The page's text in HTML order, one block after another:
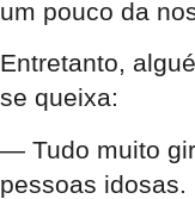
um pouco da
Entretanto,
se queixa:
— Tudo muito
pessoas idosas.